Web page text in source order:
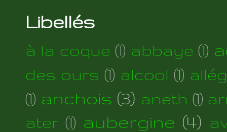
Libellés
à la coque (1) abbaye (1)
des ours (1) alcool (1)
(1) anchois (3) aneth (1)
ater (1) aubergine (4)